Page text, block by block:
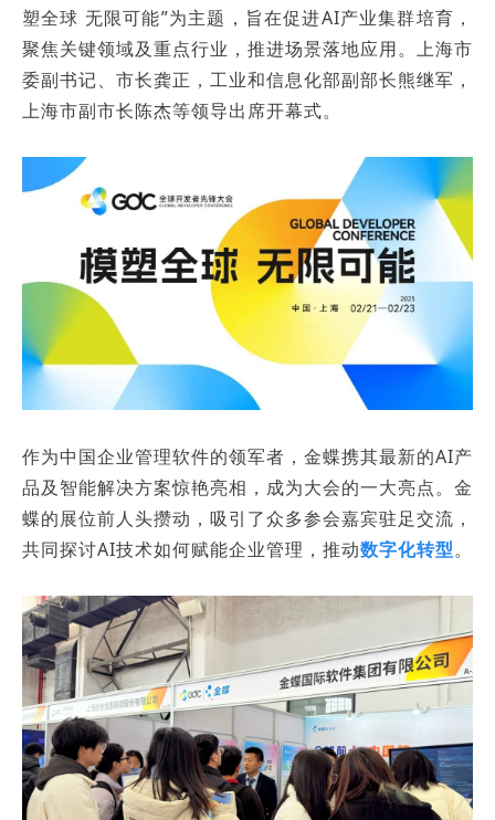
塑全球 无限可能”为主题，旨在促进AI产业集群培育，
聚焦关键领域及重点行业，推进场景落地应用。上海市
委副书记、市长龚正，工业和信息化部副部长熊继军，
上海市副市长陈杰等领导出席开幕式。
作为中国企业管理软件的领军者，金蝶携其最新的AI产
品及智能解决方案惊艳亮相，成为大会的一大亮点。金
蝶的展位前人头攒动，吸引了众多参会嘉宾驻足交流，
共同探讨AI技术如何赋能企业管理，推动数字化转型。